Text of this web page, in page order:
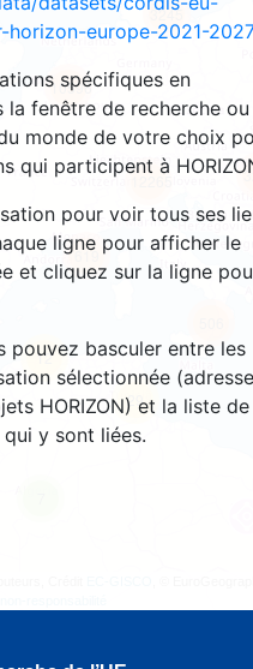
europe-2021-2027
spécifiques en
la fenêtre de recherche ou
monde de votre choix
qui participent à
pour voir tous ses
ligne pour afficher le
et cliquez sur la ligne
pouvez basculer entre les
sélectionnée
HORIZON) et la liste de
y sont liées.
29
12
619
3245
12265
10596